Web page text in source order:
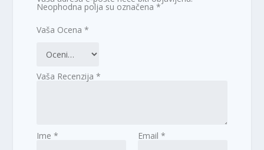
Neophodna polja su označena*
Vaša Ocena*
Vaša Recenzija*
Ime* Email *